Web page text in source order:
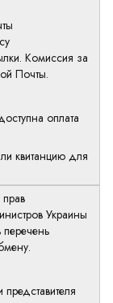
Комиссия за
Почты.
оплата
квитанцию для
Украины
представителя